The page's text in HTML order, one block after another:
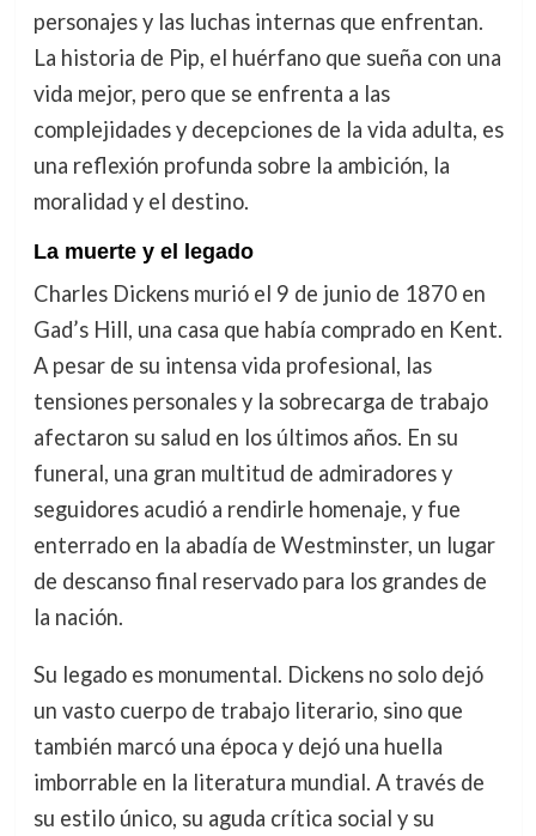
personajes y las luchas internas que enfrentan.
La historia de Pip, el huérfano que sueña con una
vida mejor, pero que se enfrenta a las
complejidades y decepciones de la vida adulta, es
una reflexión profunda sobre la ambición, la
moralidad y el destino.
La muerte y el legado
Charles Dickens murió el 9 de junio de 1870 en
Gad’s Hill, una casa que había comprado en Kent.
A pesar de su intensa vida profesional, las
tensiones personales y la sobrecarga de trabajo
afectaron su salud en los últimos años. En su
funeral, una gran multitud de admiradores y
seguidores acudió a rendirle homenaje, y fue
enterrado en la abadía de Westminster, un lugar
de descanso final reservado para los grandes de
la nación.
Su legado es monumental. Dickens no solo dejó
un vasto cuerpo de trabajo literario, sino que
también marcó una época y dejó una huella
imborrable en la literatura mundial. A través de
su estilo único, su aguda crítica social y su